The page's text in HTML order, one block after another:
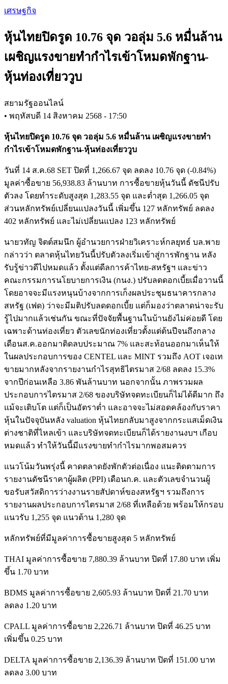
Skip
content
เศรษฐกิจ
หุ้นไทยปิดรูด 10.76 จุด วอลุ่ม 5.6 หมื่นล้าน
เผชิญแรงขายทำกำไรเข้าโหมดพักฐาน-
หุ้นท่องเที่ยววูบ
สยามรัฐออนไลน์
• พฤหัสบดี 14 สิงหาคม 2568 - 17:50
หุ้นไทยปิดรูด 10.76 จุด วอลุ่ม 5.6 หมื่นล้าน เผชิญแรงขายทำ
กำไรเข้าโหมดพักฐาน-หุ้นท่องเที่ยววูบ
วันที่ 14 ส.ค.68 SET ปิดที่ 1,266.67 จุด ลดลง 10.76 จุด (-0.84%)
มูลค่าซื้อขาย 56,938.83 ล้านบาท การซื้อขายหุ้นวันนี้ ดัชนีปรับ
ตัวลง โดยทำระดับสูงสุด 1,283.55 จุด และต่ำสุด 1,266.05 จุด
ส่วนหลักทรัพย์เปลี่ยนแปลงวันนี้ เพิ่มขึ้น 127 หลักทรัพย์ ลดลง
402 หลักทรัพย์ และไม่เปลี่ยนแปลง 123 หลักทรัพย์
นายวทัญ จิตต์สมนึก ผู้อำนวยการฝ่ายวิเคราะห์กลยุทธ์ บล.พาย
กล่าวว่า ตลาดหุ้นไทยวันนี้ปรับตัวลงเริ่มเข้าสู่การพักฐาน หลัง
รับรู้ข่าวดีไปหมดแล้ว ตั้งแต่ดีลการค้าไทย-สหรัฐฯ และข่าว
คณะกรรมการนโยบายการเงิน (กนง.) ปรับลดดอกเบี้ยเมื่อวานนี้
โดยอาจจะมีแรงหนุนบ้างจากการเก็งผลประชุมธนาคารกลาง
สหรัฐ (เฟด) ว่าจะมีมติปรับลดดอกเบี้ย แต่ก็มองว่าตลาดน่าจะรับ
รู้ไปมากแล้วเช่นกัน ขณะที่ปัจจัยพื้นฐานในบ้านยังไม่ค่อยดี โดย
เฉพาะด้านท่องเที่ยว ตัวเลขนักท่องเที่ยวตั้งแต่ต้นปีจนถึงกลาง
เดือนส.ค.ออกมาติดลบประมาณ 7% และสะท้อนออกมาเห็นให้
ในผลประกอบการของ CENTEL และ MINT รวมถึง AOT เจอเท
ขายมากหลังจากรายงานกำไรสุทธิไตรมาส 2/68 ลดลง 15.3%
จากปีก่อนเหลือ 3.86 พันล้านบาท นอกจากนั้น ภาพรวมผล
ประกอบการไตรมาส 2/68 ของบริษัทจดทะเบียนก็ไม่ได้ดีมาก ถึง
แม้จะเติบโต แต่ก็เป็นอัตราต่ำ และอาจจะไม่สอดคล้องกับราคา
หุ้นในปัจจุบันหลัง valuation หุ้นไทยกลับมาสูงจากกระแสเม็ดเงิน
ต่างชาติที่ไหลเข้า และบริษัทจดทะเบียนก็ได้รายงานงบฯ เกือบ
หมดแล้ว ทำให้วันนี้มีแรงขายทำกำไรมากพอสมควร
แนวโน้มวันพรุ่งนี้ คาดตลาดยังพักตัวต่อเนื่อง แนะติดตามการ
รายงานดัชนีราคาผู้ผลิต (PPI) เดือนก.ค. และตัวเลขจำนวนผู้
ขอรับสวัสดิการว่างงานรายสัปดาห์ของสหรัฐฯ รวมถึงการ
รายงานผลประกอบการไตรมาส 2/68 ที่เหลือด้วย พร้อมให้กรอบ
แนวรับ 1,255 จุด แนวต้าน 1,280 จุด
หลักทรัพย์ที่มีมูลค่าการซื้อขายสูงสุด 5 หลักทรัพย์
THAI มูลค่าการซื้อขาย 7,880.39 ล้านบาท ปิดที่ 17.80 บาท เพิ่ม
ขึ้น 1.70 บาท
BDMS มูลค่าการซื้อขาย 2,605.93 ล้านบาท ปิดที่ 21.70 บาท
ลดลง 1.20 บาท
CPALL มูลค่าการซื้อขาย 2,226.71 ล้านบาท ปิดที่ 46.25 บาท
เพิ่มขึ้น 0.25 บาท
DELTA มูลค่าการซื้อขาย 2,136.39 ล้านบาท ปิดที่ 151.00 บาท
ลดลง 3.00 บาท